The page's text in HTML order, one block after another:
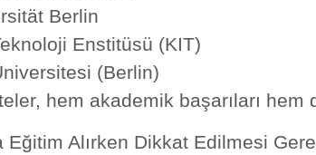
Berlin
Enstitüsü (KIT)
(Berlin)
hem akademik başarıları
Eğitim Alırken Dikkat Edilmesi